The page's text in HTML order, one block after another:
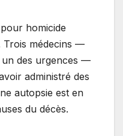
homicide
Trois médecins —
un des urgences —
administré des
autopsie est en
du décès.